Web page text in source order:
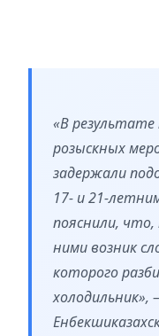
«В
розыскных
задержали
17- и 21-
пояснили, что,
ними возник
которого
холодильник»,